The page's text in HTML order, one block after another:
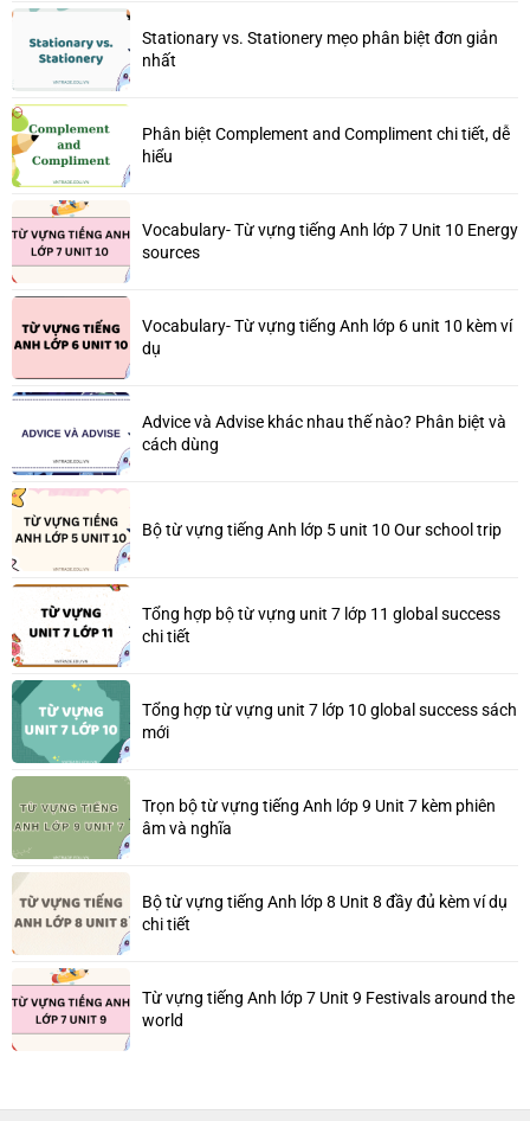
Stationary vs. Stationery mẹo phân biệt đơn giản
nhất
Phân biệt Complement and Compliment chi tiết, dễ
hiểu
Vocabulary- Từ vựng tiếng Anh lớp 7 Unit 10 Energy
sources
Vocabulary- Từ vựng tiếng Anh lớp 6 unit 10 kèm ví
dụ
Advice và Advise khác nhau thế nào? Phân biệt và
cách dùng
Bộ từ vựng tiếng Anh lớp 5 unit 10 Our school trip
Tổng hợp bộ từ vựng unit 7 lớp 11 global success
chi tiết
Tổng hợp từ vựng unit 7 lớp 10 global success sách
mới
Trọn bộ từ vựng tiếng Anh lớp 9 Unit 7 kèm phiên
âm và nghĩa
Bộ từ vựng tiếng Anh lớp 8 Unit 8 đầy đủ kèm ví dụ
chi tiết
Từ vựng tiếng Anh lớp 7 Unit 9 Festivals around the
world